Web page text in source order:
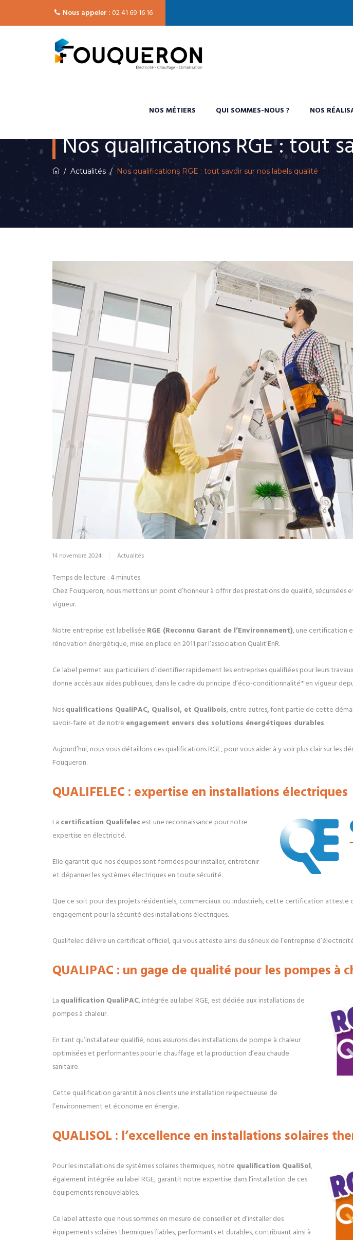
Nous appeler : 02 41 69 16 16
NOS MÉTIERS QUI SOMMES-NOUS ? NOS
Nos qualifications RGE : tout
/ Actualités / Nos qualifications RGE : tout savoir sur nos labels qualité
14 novembre 2024 Actualités
Temps de lecture : 4 minutes
Chez Fouqueron, nous mettons un point d’honneur à offrir des prestations de qualité, sécurisées
vigueur.
Notre entreprise est labellisée RGE (Reconnu Garant de l’Environnement), une certification
rénovation énergétique, mise en place en 2011 par l’association Qualit’EnR.
Ce label permet aux particuliers d’identifier rapidement les entreprises qualifiées pour leurs
donne accès aux aides publiques, dans le cadre du principe d’éco-conditionnalité* en vigueur
Nos qualifications QualiPAC, Qualisol, et Qualibois, entre autres, font partie de cette
savoir-faire et de notre engagement envers des solutions énergétiques durables.
Aujourd’hui, nous vous détaillons ces qualifications RGE, pour vous aider à y voir plus clair sur les
Fouqueron.
QUALIFELEC : expertise en installations électriques
La certification Qualifelec est une reconnaissance pour notre
expertise en électricité.
Elle garantit que nos équipes sont formées pour installer, entretenir
et dépanner les systèmes électriques en toute sécurité.
Que ce soit pour des projets résidentiels, commerciaux ou industriels, cette certification
engagement pour la sécurité des installations électriques.
Qualifelec délivre un certificat officiel, qui vous atteste ainsi du sérieux de l’entreprise
QUALIPAC : un gage de qualité pour les pompes à
La qualification QualiPAC, intégrée au label RGE, est dédiée aux installations de
pompes à chaleur.
En tant qu’installateur qualifié, nous assurons des installations de pompe à chaleur
optimisées et performantes pour le chauffage et la production d’eau chaude
sanitaire.
Cette qualification garantit à nos clients une installation respectueuse de
l’environnement et économe en énergie.
QUALISOL : l’excellence en installations solaires
Pour les installations de systèmes solaires thermiques, notre qualification QualiSol,
également intégrée au label RGE, garantit notre expertise dans l’installation de ces
équipements renouvelables.
Ce label atteste que nous sommes en mesure de conseiller et d’installer des
équipements solaires thermiques fiables, performants et durables, contribuant ainsi à